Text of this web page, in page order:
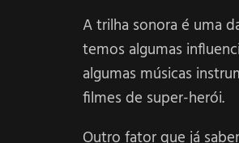
A trilha sonora é uma
temos algumas
algumas músicas
filmes de super-herói.